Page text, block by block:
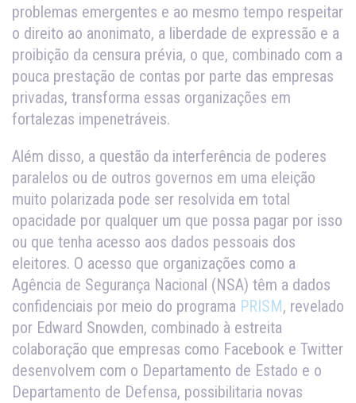
problemas emergentes e ao mesmo tempo respeitar
o direito ao anonimato, a liberdade de expressão e a
proibição da censura prévia, o que, combinado com a
pouca prestação de contas por parte das empresas
privadas, transforma essas organizações em
fortalezas impenetráveis.
Além disso, a questão da interferência de poderes
paralelos ou de outros governos em uma eleição
muito polarizada pode ser resolvida em total
opacidade por qualquer um que possa pagar por isso
ou que tenha acesso aos dados pessoais dos
eleitores. O acesso que organizações como a
Agência de Segurança Nacional (NSA) têm a dados
confidenciais por meio do programa PRISM, revelado
por Edward Snowden, combinado à estreita
colaboração que empresas como Facebook e Twitter
desenvolvem com o Departamento de Estado e o
Departamento de Defensa, possibilitaria novas